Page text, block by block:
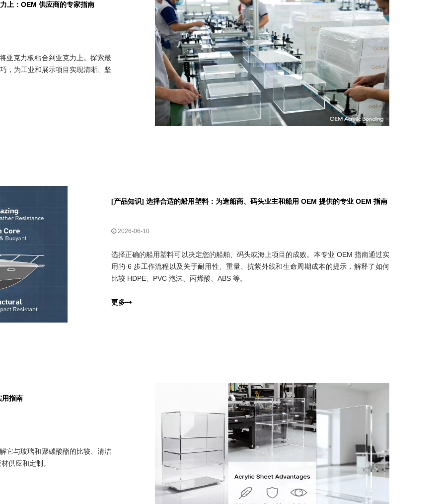
上：OEM 供应商的专家指南
亚克力板粘合到亚克力上。探索最
，为工业和展示项目实现清晰、坚
[产品知识] 选择合适的船用塑料：为造船商、码头业主和船用 OEM 提供的专业 OEM 指南
2026-06-10
选择正确的船用塑料可以决定您的船舶、码头或海上项目的成败。本专业 OEM 指南通过实
用的 6 步工作流程以及关于耐用性、重量、抗紫外线和生命周期成本的提示，解释了如何
比较 HDPE、PVC 泡沫、丙烯酸、ABS 等。
更多
用指南
它与玻璃和聚碳酸酯的比较、清洁
供应和定制。